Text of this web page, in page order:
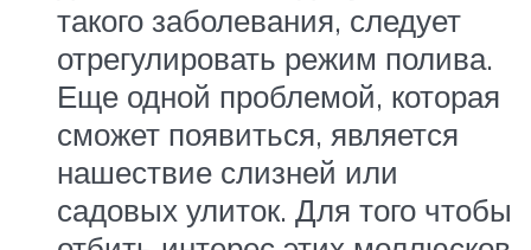
такого заболевания, следует
отрегулировать режим полива.
Еще одной проблемой, которая
сможет появиться, является
нашествие слизней или
садовых улиток. Для того чтобы